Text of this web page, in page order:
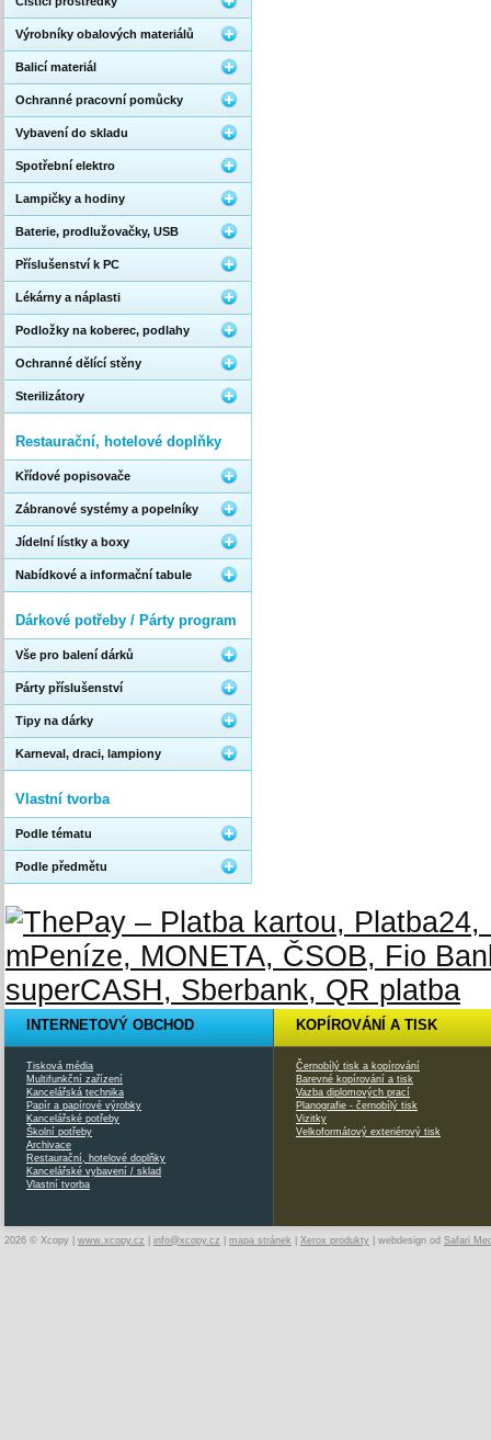
Výrobníky obalových materiálů
Balicí materiál
Ochranné pracovní pomůcky
Vybavení do skladu
Spotřební elektro
Lampičky a hodiny
Baterie, prodlužovačky, USB
Příslušenství k PC
Lékárny a náplasti
Podložky na koberec, podlahy
Ochranné dělící stěny
Sterilizátory
Restaurační, hotelové doplňky
Křídové popisovače
Zábranové systémy a popelníky
Jídelní lístky a boxy
Nabídkové a informační tabule
Dárkové potřeby / Párty program
Vše pro balení dárků
Párty příslušenství
Tipy na dárky
Karneval, draci, lampiony
Vlastní tvorba
Podle tématu
Podle předmětu
INTERNETOVÝ OBCHOD
Tisková média
Multifunkční zařízení
Kancelářská technika
Papír a papírové výrobky
Kancelářské potřeby
Školní potřeby
Archivace
Restaurační, hotelové doplňky
Kancelářské vybavení / sklad
Vlastní tvorba
KOPÍROVÁNÍ A TISK
Černobílý tisk a kopírování
Barevné kopírování a tisk
Vazba diplomových prací
Planografie - černobílý tisk
Vizitky
Velkoformátový exteriérový tisk
2026 © Xcopy | www.xcopy.cz info@xcopy.cz mapa stránek Xerox produkty | webdesign od Safari